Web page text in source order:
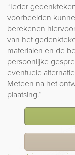
“Ieder
voorbeelden
berekenen
van het
materialen en de
persoonlijke
eventuele
Meteen na het
plaatsing.”